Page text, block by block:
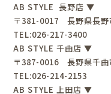
AB STYLE 長野店 ▼
〒381-0017 長野県長野
TEL:026-217-3400
AB STYLE 千曲店 ▼
〒387-0016 長野県千曲
TEL:026-214-2153
AB STYLE 上田店 ▼